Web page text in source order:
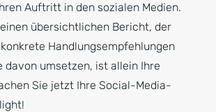
Auftritt in den sozialen Medien.
übersichtlichen Bericht, der
Handlungsempfehlungen
davon umsetzen, ist allein Ihre
Sie jetzt Ihre Social-Media-